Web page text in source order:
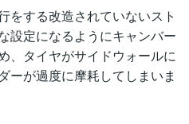
をする改造されていないスト
設定になるようにキャンバー
、タイヤがサイドウォールに
ーが過度に摩耗してしまいま